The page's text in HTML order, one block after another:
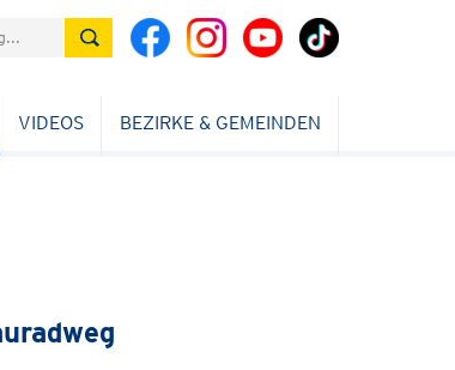
VIDEOS BEZIRKE & GEMEINDEN